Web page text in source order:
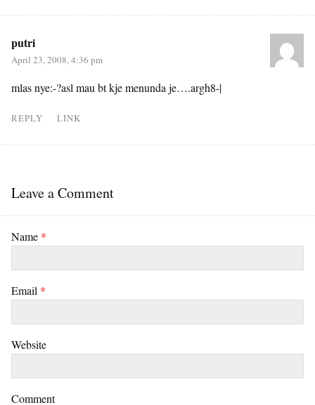
putri
April 23, 2008, 4:36 pm
mlas nye:-?asl mau bt kje menunda je….argh8-|
REPLY LINK
Leave a Comment
Name *
Email *
Website
Comment